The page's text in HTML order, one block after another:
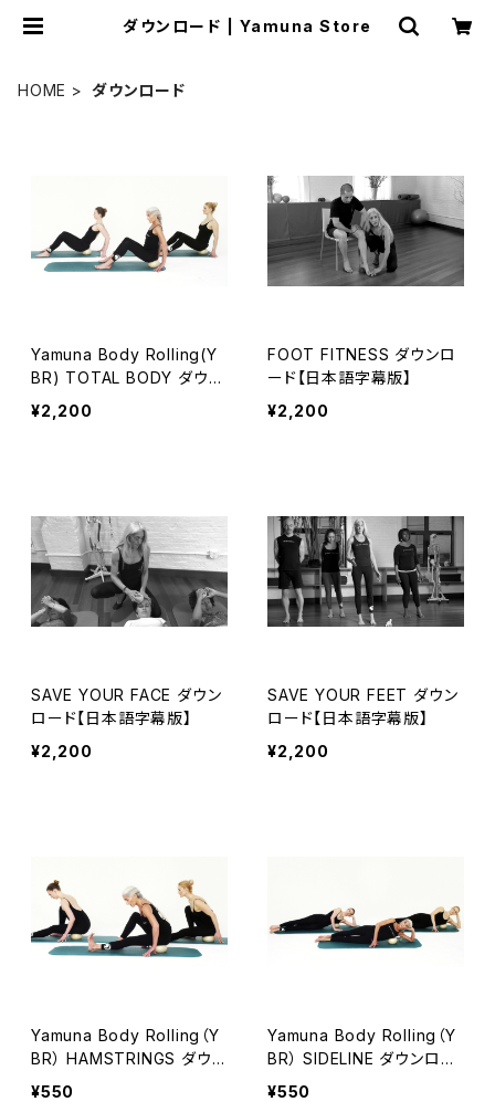
ダウンロード | Yamuna Store
HOME ダウンロード
Yamuna Body Rolling(Y
BR) TOTAL BODY ダウン
ロード【日本語吹替版】
¥2,200
FOOT FITNESS ダウンロ
ード【日本語字幕版】
¥2,200
SAVE YOUR FACE ダウン
ロード【日本語字幕版】
¥2,200
SAVE YOUR FEET ダウン
ロード【日本語字幕版】
¥2,200
Yamuna Body Rolling（Y
BR） HAMSTRINGS ダウン
ロード【日本語吹替版】
¥550
Yamuna Body Rolling（Y
BR） SIDELINE ダウンロー
ド【日本語吹替版】
¥550